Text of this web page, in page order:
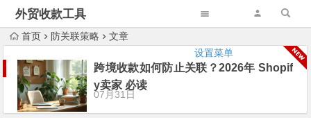
外贸收款工具
设置菜单
首页 防关联策略 文章
跨境收款如何防止关联？2026年 Shopif
y卖家 必读
07月31日